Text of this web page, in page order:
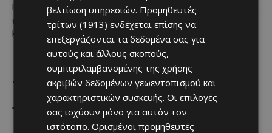
Η Γαλλία διατηρεί στρατηγικά συμφέροντα στην περιοχή και
έχει στο παρελθόν αξιοποιήσει λιμενικές υποδομές της
Κύπρου.
Τι ισχύει για αεροδρόμια και
πτήσεις
βελτίωση υπηρεσιών. Προμηθευτές
τρίτων (1913) ενδέχεται επίσης να
επεξεργάζονται τα δεδομένα σας για
αυτούς και άλλους σκοπούς,
συμπεριλαμβανομένης της χρήσης
ακριβών δεδομένων γεωεντοπισμού και
χαρακτηριστικών συσκευής. Οι επιλογές
σας ισχύουν μόνο για αυτόν τον
ιστότοπο. Ορισμένοι προμηθευτές